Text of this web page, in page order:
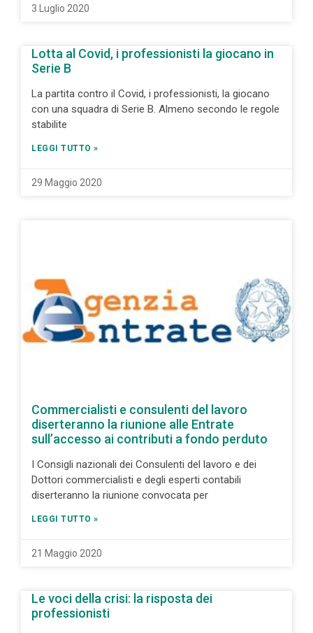
3 Luglio 2020
Lotta al Covid, i professionisti la giocano in
Serie B
La partita contro il Covid, i professionisti, la giocano
con una squadra di Serie B. Almeno secondo le regole
stabilite
LEGGI TUTTO »
29 Maggio 2020
Commercialisti e consulenti del lavoro
diserteranno la riunione alle Entrate
sull’accesso ai contributi a fondo perduto
I Consigli nazionali dei Consulenti del lavoro e dei
Dottori commercialisti e degli esperti contabili
diserteranno la riunione convocata per
LEGGI TUTTO »
21 Maggio 2020
Le voci della crisi: la risposta dei
professionisti